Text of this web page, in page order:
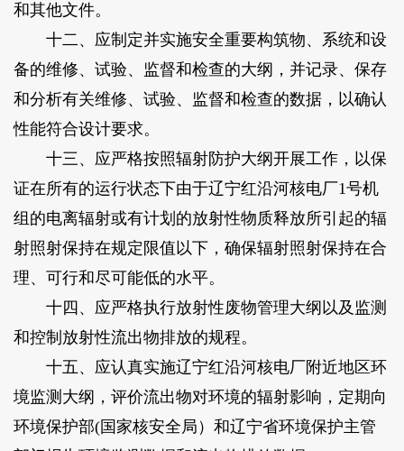
和其他文件。
十二、应制定并实施安全重要构筑物、系统和设
备的维修、试验、监督和检查的大纲，并记录、保存
和分析有关维修、试验、监督和检查的数据，以确认
性能符合设计要求。
十三、应严格按照辐射防护大纲开展工作，以保
证在所有的运行状态下由于辽宁红沿河核电厂1号机
组的电离辐射或有计划的放射性物质释放所引起的辐
射照射保持在规定限值以下，确保辐射照射保持在合
理、可行和尽可能低的水平。
十四、应严格执行放射性废物管理大纲以及监测
和控制放射性流出物排放的规程。
十五、应认真实施辽宁红沿河核电厂附近地区环
境监测大纲，评价流出物对环境的辐射影响，定期向
环境保护部(国家核安全局）和辽宁省环境保护主管